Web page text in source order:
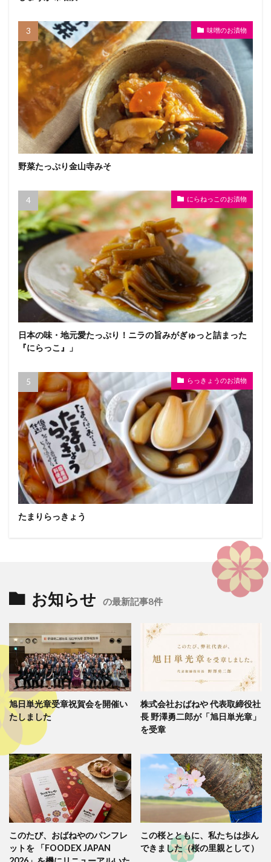
味噌のお漬物
野菜たっぷり金山寺みそ
にらねっこのお漬物
日本の味・地元愛たっぷり！ニラの旨みがぎゅっと詰まった
『にらっこ』」
らっきょうのお漬物
たまりらっきょう
お知らせ の最新記事8件
旭日単光章受章祝賀会を開催い
たしました
株式会社おばねや 代表取締役社
長 野澤勇二郎が「旭日単光章」
を受章
このたび、おばねやのパンフレ
ットを 「FOODEX JAPAN
この桜とともに、私たちは歩ん
できました（桜の里親として）